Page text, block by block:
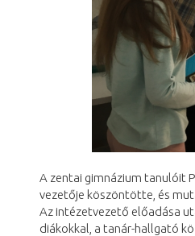
A zentai gimnázium tanulóit
vezetője köszöntötte, és
Az intézetvezető előadása
diákokkal, a tanár-hallgató